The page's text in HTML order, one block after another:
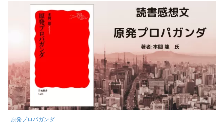
原発プロパガンダ